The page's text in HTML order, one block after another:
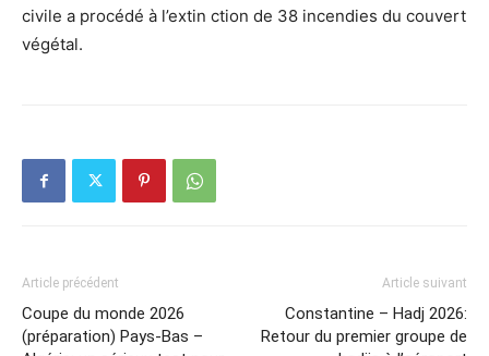
civile a procédé à l’extin ction de 38 incendies du couvert
végétal.
Article précédent
Coupe du monde 2026
(préparation) Pays-Bas –
Article suivant
Constantine – Hadj 2026:
Retour du premier groupe de